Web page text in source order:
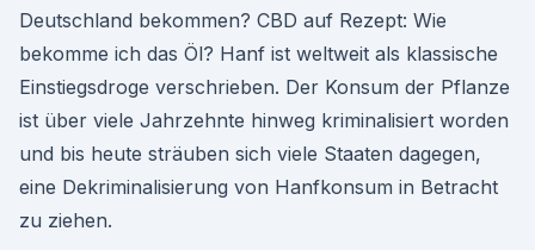
Deutschland bekommen? CBD auf Rezept: Wie
bekomme ich das Öl? Hanf ist weltweit als klassische
Einstiegsdroge verschrieben. Der Konsum der Pflanze
ist über viele Jahrzehnte hinweg kriminalisiert worden
und bis heute sträuben sich viele Staaten dagegen,
eine Dekriminalisierung von Hanfkonsum in Betracht
zu ziehen.